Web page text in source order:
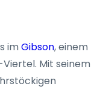
imGibson, einem
Mit seinem